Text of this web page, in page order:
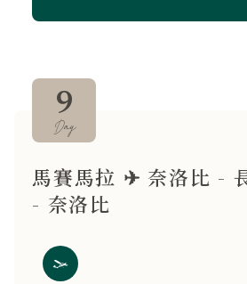
馬賽馬拉 ✈ 奈洛比 -
- 奈洛比
9
Day